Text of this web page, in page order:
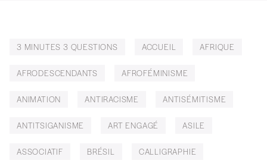
3 MINUTES 3 QUESTIONS ACCUEIL AFRIQUE
AFRODESCENDANTS AFROFÉMINISME
ANIMATION ANTIRACISME ANTISÉMITISME
ANTITSIGANISME ART ENGAGÉ ASILE
ASSOCIATIF BRÉSIL CALLIGRAPHIE